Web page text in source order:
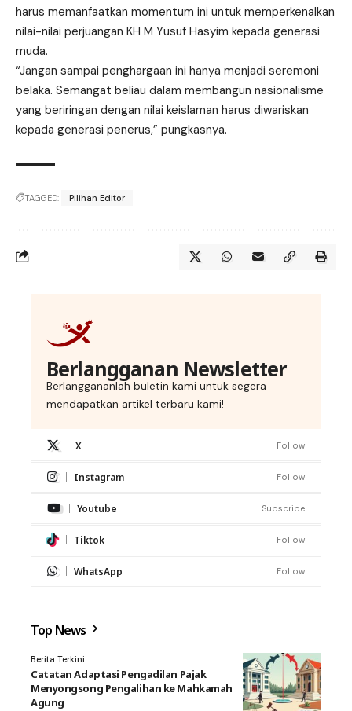
harus memanfaatkan momentum ini untuk memperkenalkan
nilai-nilai perjuangan KH M Yusuf Hasyim kepada generasi
muda.
“Jangan sampai penghargaan ini hanya menjadi seremoni
belaka. Semangat beliau dalam membangun nasionalisme
yang beriringan dengan nilai keislaman harus diwariskan
kepada generasi penerus,” pungkasnya.
TAGGED: Pilihan Editor
Berlangganan Newsletter
Berlanggananlah buletin kami untuk segera
mendapatkan artikel terbaru kami!
X Follow
Instagram Follow
Youtube Subscribe
Tiktok Follow
WhatsApp Follow
Top News
Berita Terkini
Catatan Adaptasi Pengadilan Pajak
Menyongsong Pengalihan ke Mahkamah
Agung